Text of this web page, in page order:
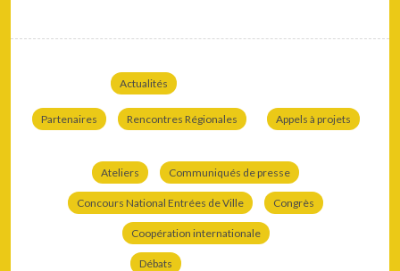
Actualités
Partenaires Rencontres Régionales Appels à projets
Ateliers Communiqués de presse
Concours National Entrées de Ville Congrès
Coopération internationale
Débats